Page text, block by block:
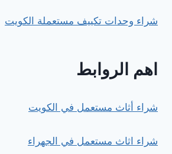
شراء وحدات تكييف مستعملة الكويت
اهم الروابط
شراء أثاث مستعمل في الكويت
شراء اثاث مستعمل في الجهراء